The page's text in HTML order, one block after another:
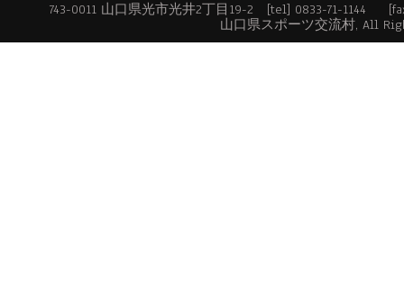
743-0011 山口県光市光井2丁目19-2 [tel] 0833-71-1144
山口県スポーツ交流村, All